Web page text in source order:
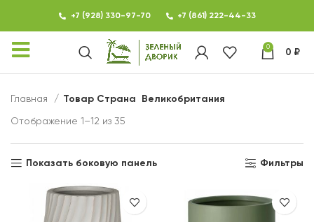
+7 (928) 330-97-70 +7 (861) 222-44-33
0
0 ₽
Главная Товар Страна Великобритания
Отображение 1–12 из 35
Показать боковую панель Фильтры
НОВОСТИ
О МАГАЗИНЕ ЗЕЛЕНЫЙ
ДВОРИК